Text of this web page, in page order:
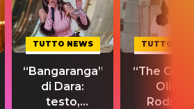
TUTTO NEWS
“Bangaranga”
di Dara:
testo,
TUTTO
“The
Olivia